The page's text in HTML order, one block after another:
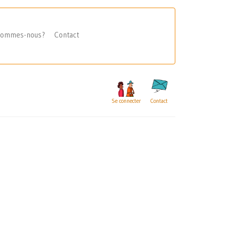
nous? Contact
Se connecter Contact